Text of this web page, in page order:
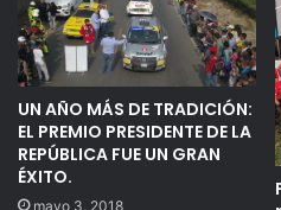
UN AÑO MÁS DE TRADICIÓN:
EL PREMIO PRESIDENTE DE LA
REPÚBLICA FUE UN GRAN
ÉXITO.
mayo 3, 2018